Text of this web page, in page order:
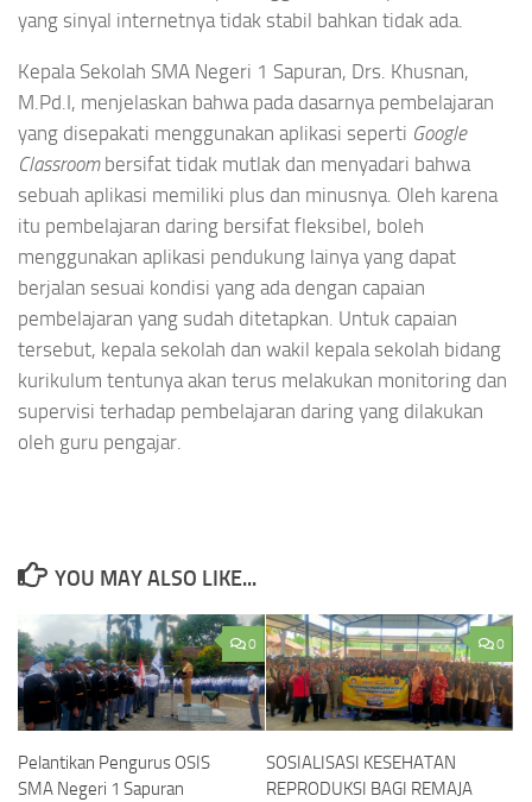
yang sinyal internetnya tidak stabil bahkan tidak ada.
Kepala Sekolah SMA Negeri 1 Sapuran, Drs. Khusnan,
M.Pd.I, menjelaskan bahwa pada dasarnya pembelajaran
yang disepakati menggunakan aplikasi seperti Google
Classroom bersifat tidak mutlak dan menyadari bahwa
sebuah aplikasi memiliki plus dan minusnya. Oleh karena
itu pembelajaran daring bersifat fleksibel, boleh
menggunakan aplikasi pendukung lainya yang dapat
berjalan sesuai kondisi yang ada dengan capaian
pembelajaran yang sudah ditetapkan. Untuk capaian
tersebut, kepala sekolah dan wakil kepala sekolah bidang
kurikulum tentunya akan terus melakukan monitoring dan
supervisi terhadap pembelajaran daring yang dilakukan
oleh guru pengajar.
YOU MAY ALSO LIKE...
0
Pelantikan Pengurus OSIS
SMA Negeri 1 Sapuran
0
SOSIALISASI KESEHATAN
REPRODUKSI BAGI REMAJA